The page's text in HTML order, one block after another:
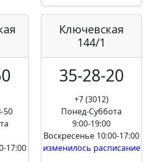
50
17:00
Ключевская
144/1
35-28-20
+7 (3012)
Понед-Суббота
9:00-19:00
Воскресенье 10:00-17:00
изменилось расписание